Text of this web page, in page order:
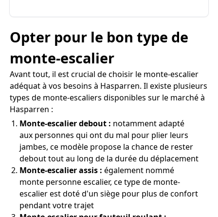
Opter pour le bon type de
monte-escalier
Avant tout, il est crucial de choisir le monte-escalier
adéquat à vos besoins à Hasparren. Il existe plusieurs
types de monte-escaliers disponibles sur le marché à
Hasparren :
Monte-escalier debout : notamment adapté
aux personnes qui ont du mal pour plier leurs
jambes, ce modèle propose la chance de rester
debout tout au long de la durée du déplacement
Monte-escalier assis : également nommé
monte personne escalier, ce type de monte-
escalier est doté d'un siège pour plus de confort
pendant votre trajet